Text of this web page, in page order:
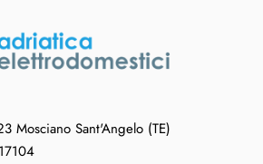
Mosciano Sant'Angelo (TE)